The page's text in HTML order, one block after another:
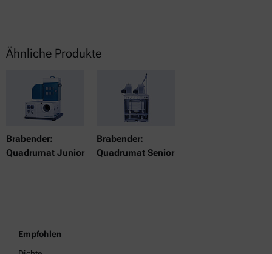
Ähnliche Produkte
Brabender:
Quadrumat Junior
Brabender:
Quadrumat Senior
Empfohlen